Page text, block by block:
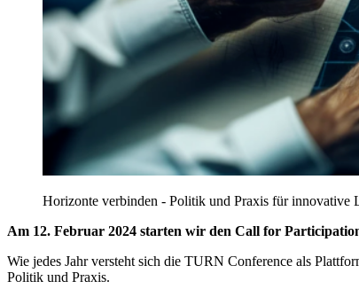
Horizonte verbinden - Politik und Praxis für innovative
Am 12. Februar 2024 starten wir den Call for
Wie jedes Jahr versteht sich die TURN Conference als
Politik und Praxis.